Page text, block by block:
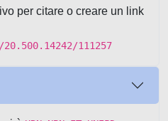
per citare o creare un link
111257